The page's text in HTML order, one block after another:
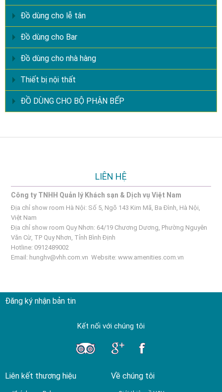
Đồ dùng cho lễ tân
Đồ dùng cho Bar
Đồ dùng cho nhà hàng
Thiết bị nội thất
ĐỒ DÙNG CHO BỘ PHẬN BẾP
LIÊN HỆ
Công ty TNHH Quản lý Khách sạn & Dịch vụ Việt Nam
Địa chỉ show room Hà Nội: Số 5, Ngõ 143 Kim Mã, Ba Đình, Hà Nội,
Việt Nam
Địa chỉ show room Quy Nhơn: 64/19 Chương Dương, Phường Nguyên
Văn Cừ, TP Quy Nhơn, Tỉnh Bình Định
Hotline: 0912489002
Email: hunghv@vhh.com.vn Website:www.amenities.com.vn
Đăng ký nhận bản tin
Kết nối với chúng tôi
Liên kết thương hiệu Về chúng tôi